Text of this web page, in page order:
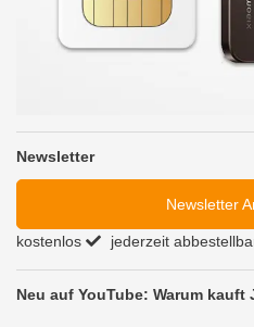
Newsletter
Newsletter
kostenlos jederzeit
Neu auf YouTube: Warum kauft